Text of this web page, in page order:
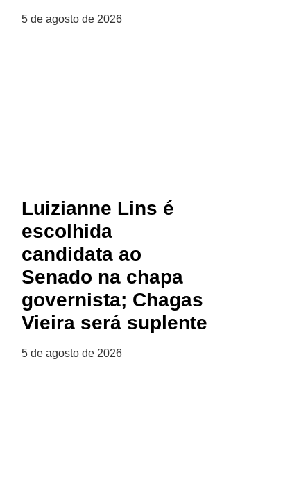
5 de agosto de 2026
Luizianne Lins é
escolhida
candidata ao
Senado na chapa
governista; Chagas
Vieira será suplente
5 de agosto de 2026